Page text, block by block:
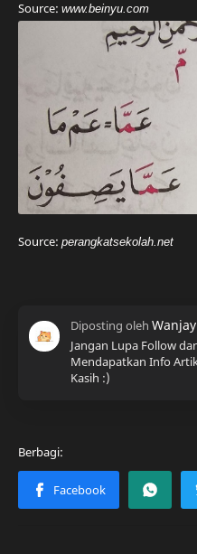
Source: www.beinyu.com
Source: perangkatsekolah.net
Jangan Lupa Follow
Mendapatkan Info
Kasih :)